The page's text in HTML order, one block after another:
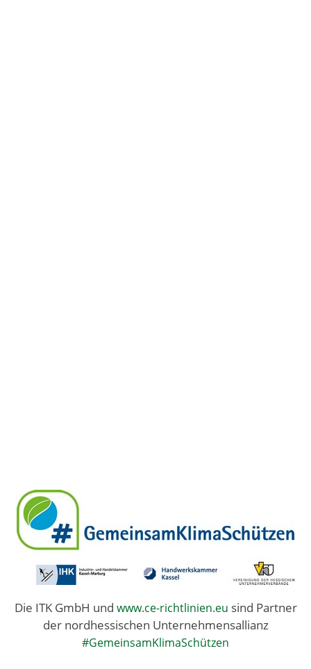
Die ITK GmbH und www.ce-richtlinien.eu sind Partner
der nordhessischen Unternehmensallianz
#GemeinsamKlimaSchützen